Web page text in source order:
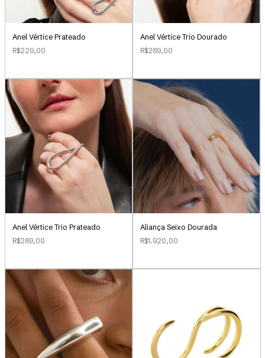
Anel Vértice Prateado
R$229,00
Anel Vértice Trio Dourado
R$289,00
Anel Vértice Trio Prateado
R$289,00
Aliança Seixo Dourada
R$1.920,00